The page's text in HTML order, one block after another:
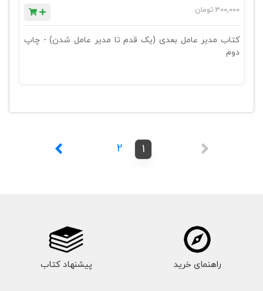
300,000 تومان
کتاب مدیر عامل بعدی (یک قدم تا مدیر عامل شدن) - چاپ
دوم
1
2
راهنمای خرید پیشنهاد کتاب